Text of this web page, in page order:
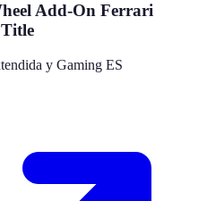
Add-On Ferrari
y Gaming ES